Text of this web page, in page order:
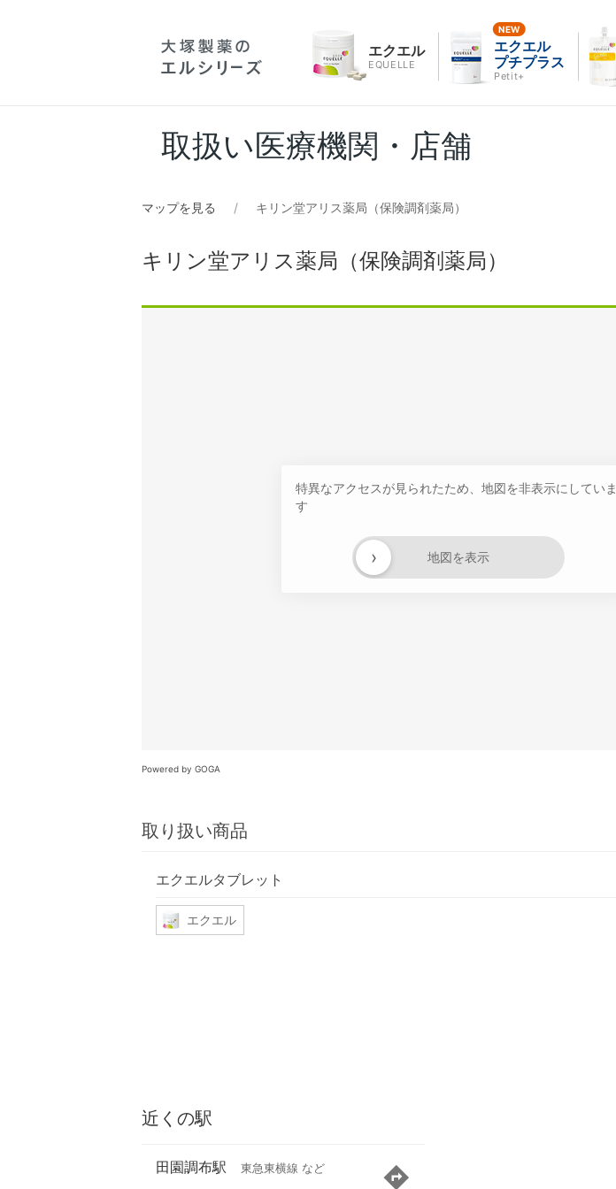
エクエル
EQUELLE
エクエル
プチプラス
Petit+
取扱い医療機関・店舗
マップを見る キリン堂アリス薬局（保険調剤薬局）
キリン堂アリス薬局（保険調剤薬局）
特異なアクセスが見られたため、地図を非表示にしていま
す
地図を表示
›
Powered by GOGA
取り扱い商品
エクエルタブレット
エクエル
近くの駅
田園調布駅 東急東横線 など